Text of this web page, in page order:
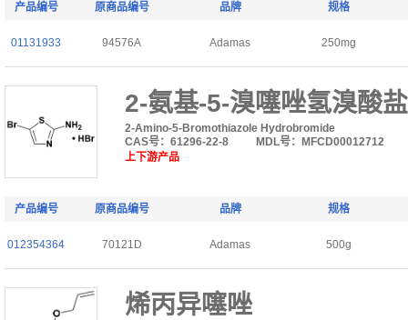
产品编号 原商品编号 品牌 规格
01131933 94576A Adamas 250mg
2-氨基-5-溴噻唑氢溴酸盐
2-Amino-5-Bromothiazole Hydrobromide
CAS号：61296-22-8
MDL号：MFCD00012712
上下游产品
产品编号 原商品编号 品牌 规格
012354364 70121D Adamas 500g
烯丙异噻唑